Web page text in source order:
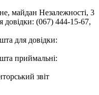
майдан Незалежності, 3
довідки: (067) 444-15-67,
для довідки:
приймальні:
звіт